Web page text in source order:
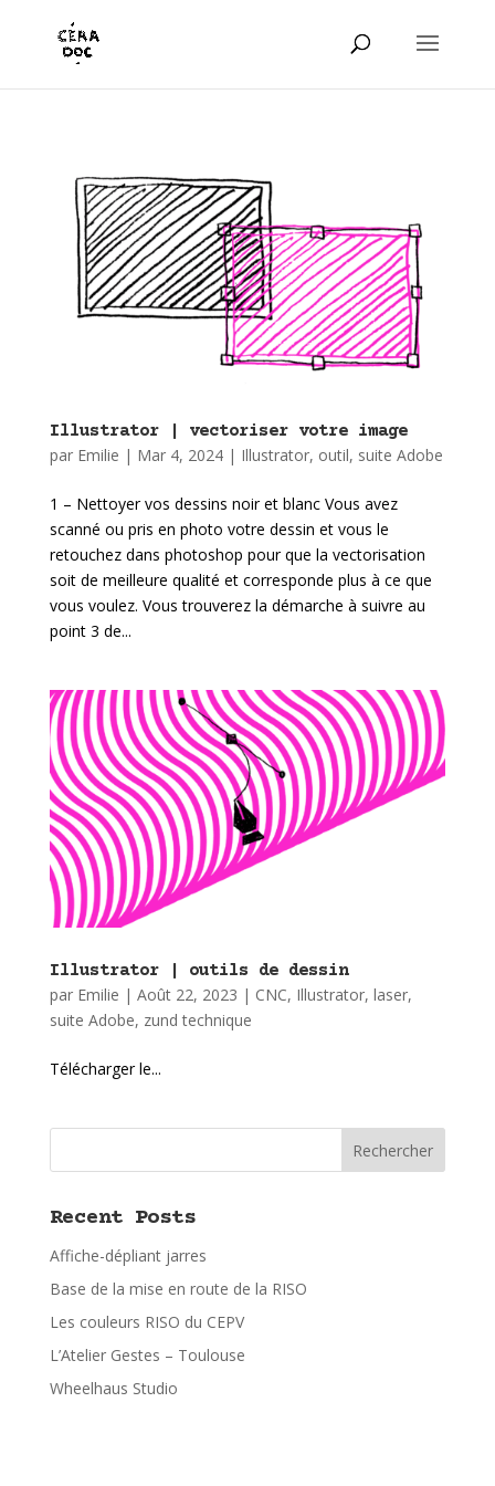
Illustrator | vectoriser votre image
par Emilie | Mar 4, 2024| Illustrator, outil, suite Adobe
1 – Nettoyer vos dessins noir et blanc Vous avez
scanné ou pris en photo votre dessin et vous le
retouchez dans photoshop pour que la vectorisation
soit de meilleure qualité et corresponde plus à ce que
vous voulez. Vous trouverez la démarche à suivre au
point 3 de...
Illustrator | outils de dessin
par Emilie | Août 22, 2023 | CNC, Illustrator, laser,
suite Adobe, zund technique
Télécharger le...
Rechercher
Recent Posts
Affiche-dépliant jarres
Base de la mise en route de la RISO
Les couleurs RISO du CEPV
L’Atelier Gestes – Toulouse
Wheelhaus Studio